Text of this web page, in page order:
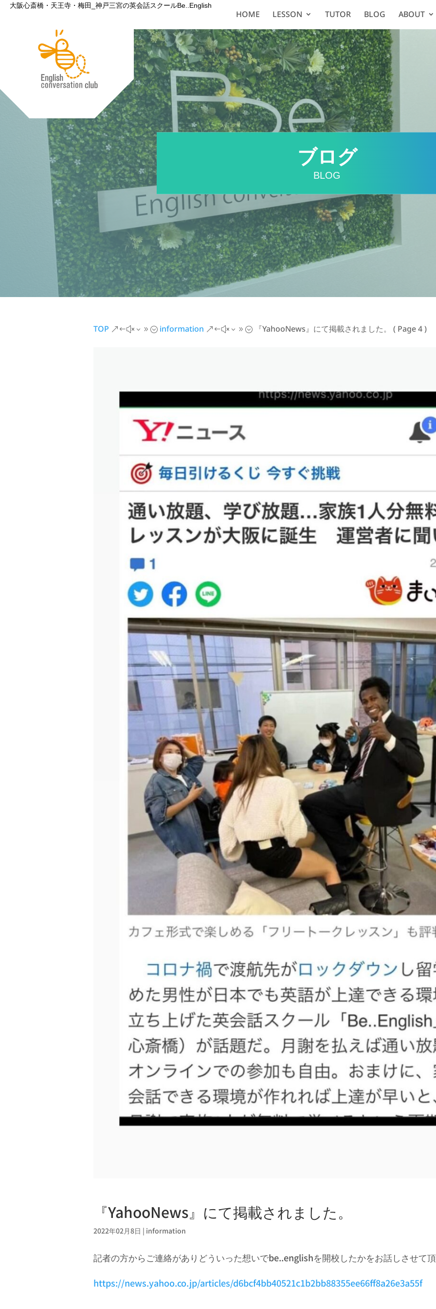
大阪心斎橋・天王寺・梅田_神戸三宮の英会話スクールBe..English
HOME LESSON TUTOR BLOG ABOUT
ブログ
BLOG
TOP &#x39; information &#x39; 『YahooNews』にて掲載されました。 ( Page 4 )
『YahooNews』にて掲載されました。
2022年02月8日 | information
記者の方からご連絡がありどういった想いでbe..englishを開校したかをお話しさせて
https://news.yahoo.co.jp/articles/d6bcf4bb40521c1b2bb88355ee66ff8a26e3a55f